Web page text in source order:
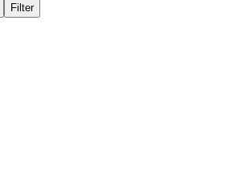
Filter